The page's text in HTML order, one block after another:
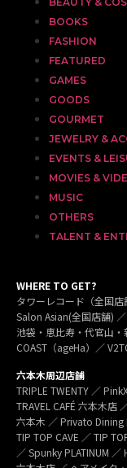
BOOKS
FASHION
FEATURED
GAMES
GOODS
GOURMET
JEWELRY &
EVENTS &
MOVIES &
MUSIC
OTHERS
TALENT &
WHERE TO GET?
タワーレコード（全国
Salon Asian(全国店舗)
池袋・恵比寿・代官山・
COAST（ageHa）／
六本木周辺店舗
TRIPLE TWENTY ／
TRAVEL CAFÉ 六本木店
六本木 ／ Privato Dining
TIP TOP CAVE ／ TIP
／ Spunky PLATINUM